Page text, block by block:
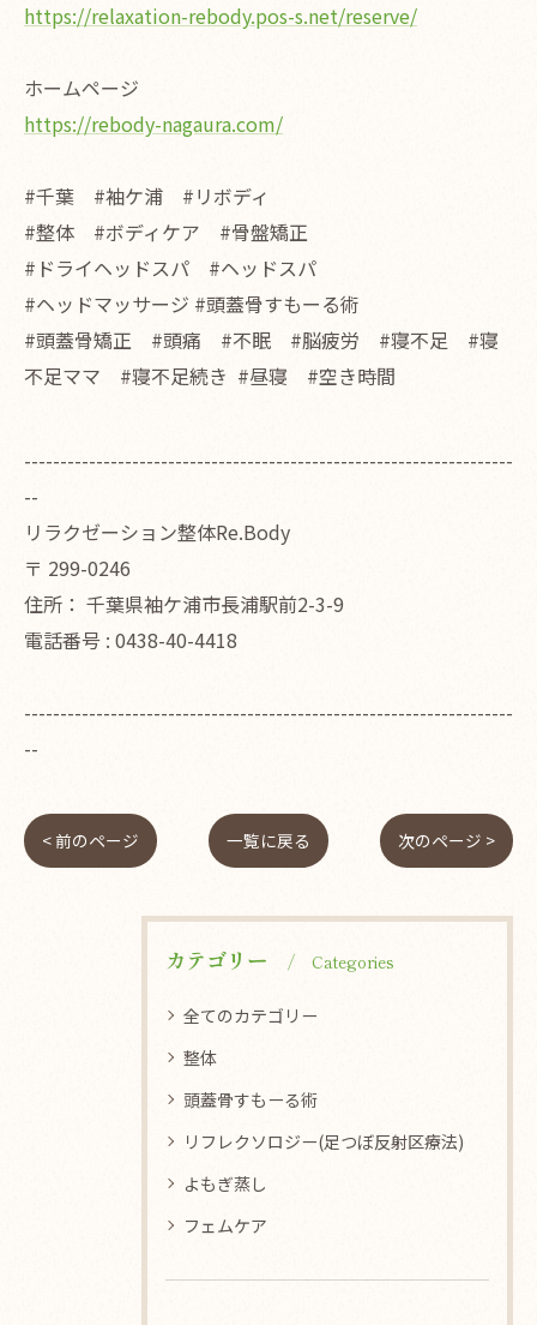
https://relaxation-rebody.pos-s.net/reserve/
ホームページ
https://rebody-nagaura.com/
#千葉 #袖ケ浦 #リボディ
#整体 #ボディケア #骨盤矯正
#ドライヘッドスパ #ヘッドスパ
#ヘッドマッサージ #頭蓋骨すもーる術
#頭蓋骨矯正 #頭痛 #不眠 #脳疲労 #寝不足 #寝
不足ママ #寝不足続き #昼寝 #空き時間
--------------------------------------------------------------------
--
リラクゼーション整体Re.Body
〒 299-0246
住所： 千葉県袖ケ浦市長浦駅前2-3-9
電話番号 : 0438-40-4418
--------------------------------------------------------------------
--
< 前のページ 一覧に戻る 次のページ >
カテゴリー Categories
全てのカテゴリー
整体
頭蓋骨すもーる術
リフレクソロジー(足つぼ反射区療法)
よもぎ蒸し
フェムケア